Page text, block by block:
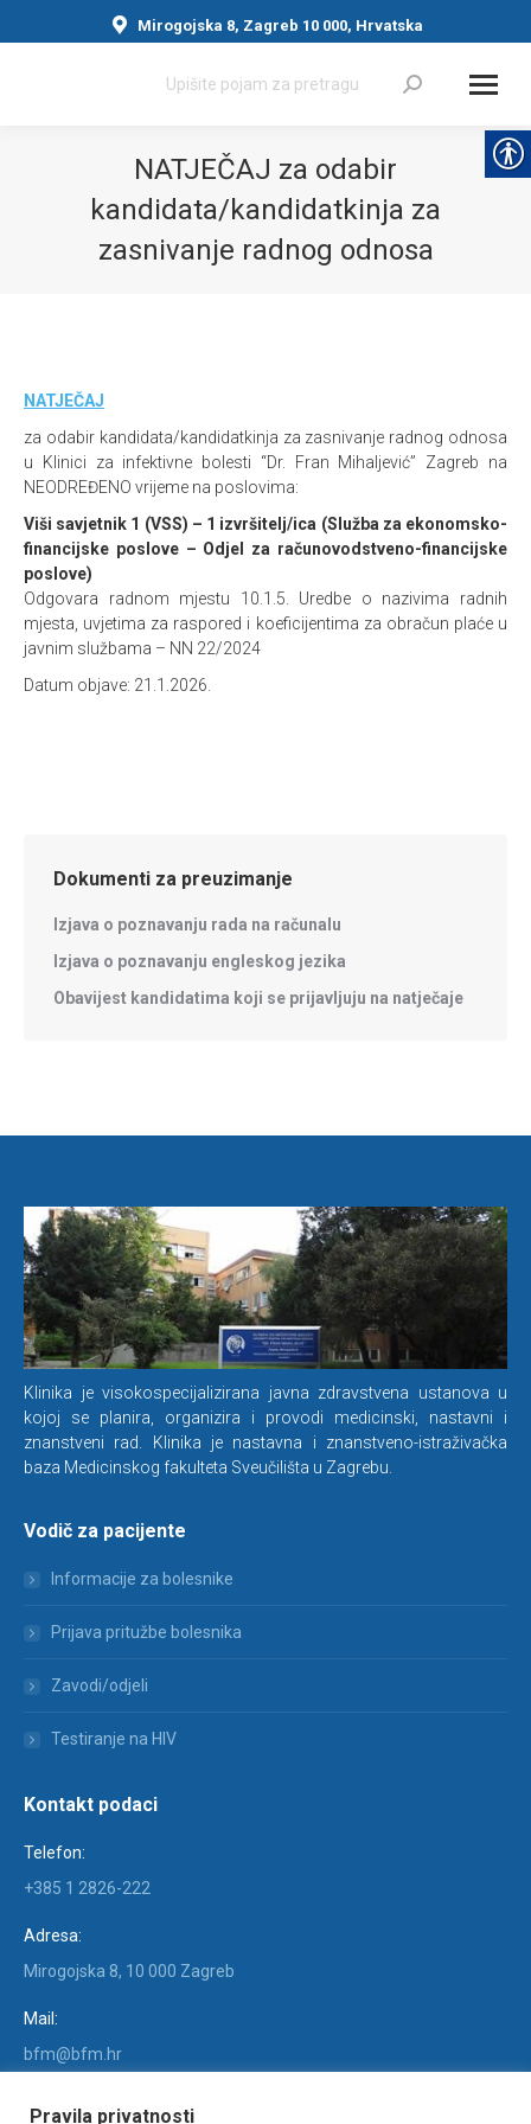
Mirogojska 8, Zagreb 10 000, Hrvatska
Search:
NATJEČAJ za odabir
kandidata/kandidatkinja za
zasnivanje radnog odnosa
NATJEČAJ
za odabir kandidata/kandidatkinja za zasnivanje radnog odnosa
u Klinici za infektivne bolesti “Dr. Fran Mihaljević” Zagreb na
NEODREĐENO vrijeme na poslovima:
Viši savjetnik 1 (VSS) – 1 izvršitelj/ica (Služba za ekonomsko-
financijske poslove – Odjel za računovodstveno-financijske
poslove)
Odgovara radnom mjestu 10.1.5. Uredbe o nazivima radnih
mjesta, uvjetima za raspored i koeficijentima za obračun plaće u
javnim službama – NN 22/2024
Datum objave: 21.1.2026.
Dokumenti za preuzimanje
Izjava o poznavanju rada na računalu
Izjava o poznavanju engleskog jezika
Obavijest kandidatima koji se prijavljuju na natječaje
Klinika je visokospecijalizirana javna zdravstvena ustanova u
kojoj se planira, organizira i provodi medicinski, nastavni i
znanstveni rad. Klinika je nastavna i znanstveno-istraživačka
baza Medicinskog fakulteta Sveučilišta u Zagrebu.
Vodič za pacijente
Informacije za bolesnike
Prijava pritužbe bolesnika
Zavodi/odjeli
Testiranje na HIV
Kontakt podaci
Telefon:
+385 1 2826-222
Adresa:
Mirogojska 8, 10 000 Zagreb
Mail:
bfm@bfm.hr
Facebook
X YouTube
LinkedinInstagram
Pravila privatnosti